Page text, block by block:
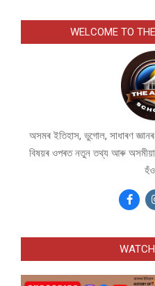
WELCOME TO
অসমৰ ইতিহাস, ভুগোল, সাধাৰণ
বিষয়ৰ ওপৰত নতুন তথ্য আৰু অসমীয়া